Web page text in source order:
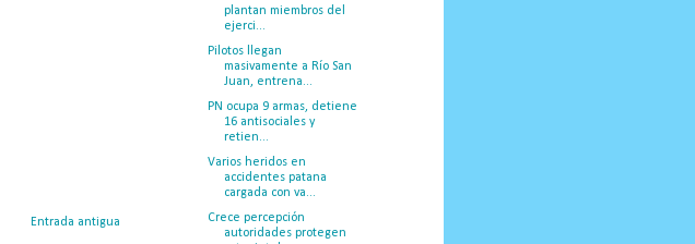
Entrada antigua
plantan miembros del
ejerci...
Pilotos llegan
masivamente a Río San
Juan, entrena...
PN ocupa 9 armas, detiene
16 antisociales y
retien...
Varios heridos en
accidentes patana
cargada con va...
Crece percepción
autoridades protegen